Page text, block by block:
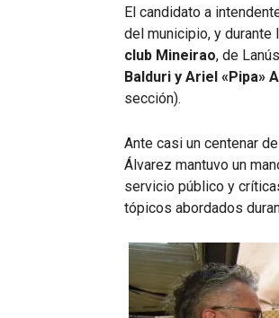
El candidato a
del municipio, y durante
club Mineirao, de
Balduri y Ariel «Pipa»
sección).
Ante casi un centenar
Álvarez mantuvo un
servicio público y
tópicos abordados